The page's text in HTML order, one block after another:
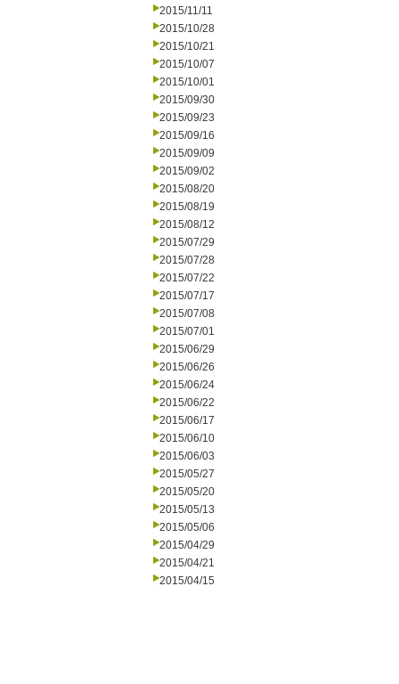
2015/11/11
2015/10/28
2015/10/21
2015/10/07
2015/10/01
2015/09/30
2015/09/23
2015/09/16
2015/09/09
2015/09/02
2015/08/20
2015/08/19
2015/08/12
2015/07/29
2015/07/28
2015/07/22
2015/07/17
2015/07/08
2015/07/01
2015/06/29
2015/06/26
2015/06/24
2015/06/22
2015/06/17
2015/06/10
2015/06/03
2015/05/27
2015/05/20
2015/05/13
2015/05/06
2015/04/29
2015/04/21
2015/04/15